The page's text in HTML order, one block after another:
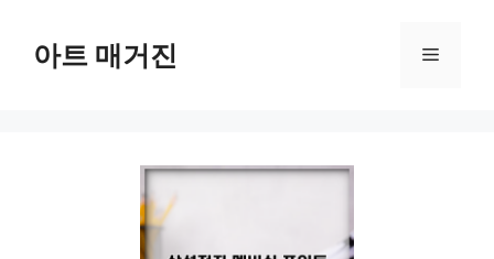
아트 매거진 메